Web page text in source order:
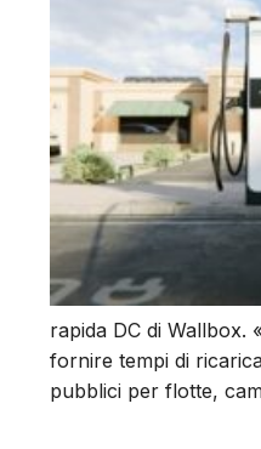
rapida DC di Wallbox.
fornire tempi di
pubblici per flotte,